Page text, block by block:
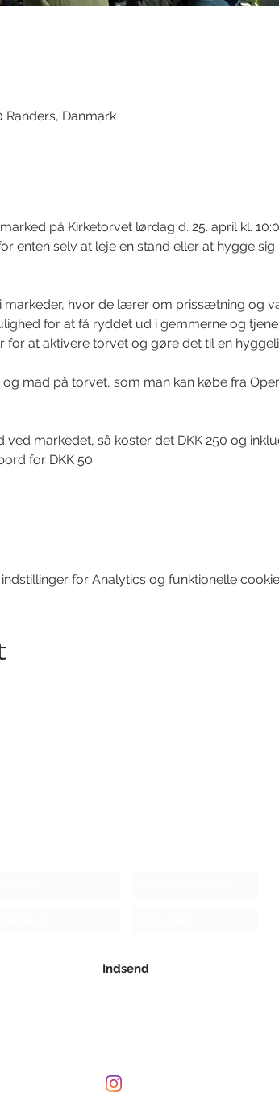
Randers, Danmark
på Kirketorvet lørdag d. 25. april kl.
enten selv at leje en stand eller at hygge
markeder, hvor de lærer om prissætning og
for at få ryddet ud i gemmerne og
for at aktivere torvet og gøre det til en
mad på torvet, som man kan købe fra
markedet, så koster det DKK 250 og
for DKK 50.
for Analytics og funktionelle
Indsend